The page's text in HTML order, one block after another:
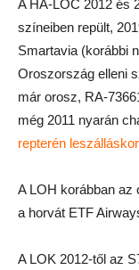
A HA-LOC 2012 és
színeiben repült,
Smartavia (korábbi
Oroszország elleni
már orosz, RA-
még 2011 nyarán
repterén
A LOH korábban az
a horvát ETF
A LOK 2012-től az